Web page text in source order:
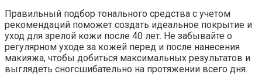
Правильный подбор тонального средства с учетом
рекомендаций поможет создать идеальное покрытие и
уход для зрелой кожи после 40 лет. Не забывайте о
регулярном уходе за кожей перед и после нанесения
макияжа, чтобы добиться максимальных результатов и
выглядеть сногсшибательно на протяжении всего дня.